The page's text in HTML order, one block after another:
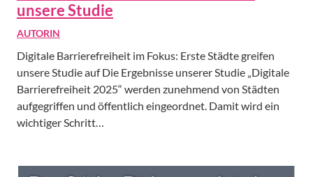
unsere Studie
AUTORIN
Digitale Barrierefreiheit im Fokus: Erste Städte greifen
unsere Studie auf Die Ergebnisse unserer Studie „Digitale
Barrierefreiheit 2025“ werden zunehmend von Städten
aufgegriffen und öffentlich eingeordnet. Damit wird ein
wichtiger Schritt…